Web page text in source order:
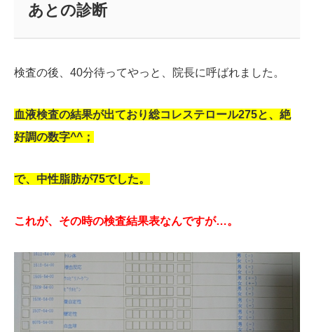
あとの診断
検査の後、40分待ってやっと、院長に呼ばれました。
血液検査の結果が出ており総コレステロール275と、絶
好調の数字^^；
で、中性脂肪が75でした。
これが、その時の検査結果表なんですが…。